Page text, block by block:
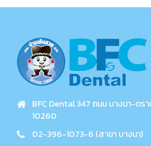
BFC Dental 347 ถนน บางนา-ตร
10260
02-396-1073-6 (สาขา บางนา)